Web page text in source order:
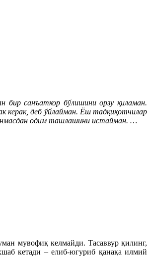
бир санъаткор бўлишини орзу қиламан.
керак, деб ўйлайман. Ёш тадқиқотчилар
одим ташлашини истайман. …
мувофиқ келмайди. Тасаввур қилинг,
кетади – елиб-югуриб қанақа илмий